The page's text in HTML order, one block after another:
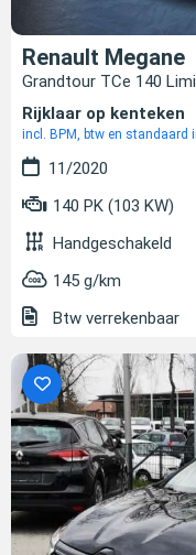
Renault Megane
Grandtour TCe 140
Rijklaar op kenteken
incl. BPM, btw en standaard
11/2020
140 PK (103 KW)
Handgeschakeld
145 g/km
Btw verrekenbaar